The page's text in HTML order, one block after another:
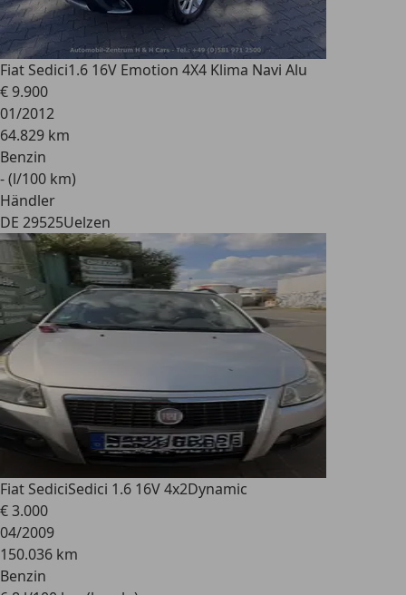
Fiat Sedici1.6 16V Emotion 4X4 Klima Navi Alu
€ 9.900
01/2012
64.829 km
Benzin
- (l/100 km)
Händler
DE 29525Uelzen
Fiat SediciSedici 1.6 16V 4x2Dynamic
€ 3.000
04/2009
150.036 km
Benzin